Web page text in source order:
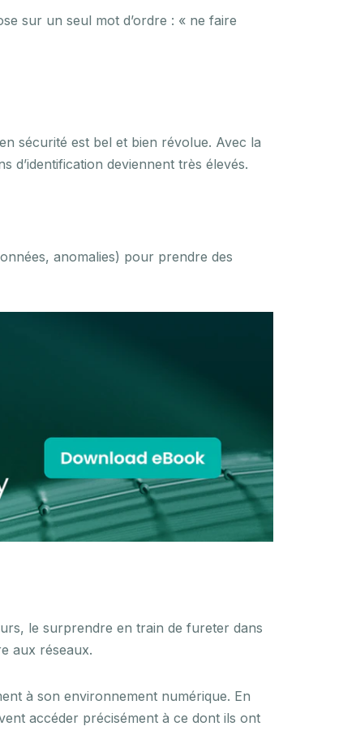
sur un seul mot d’ordre : « ne faire
sécurité est bel et bien révolue. Avec la
d’identification deviennent très élevés.
anomalies) pour prendre des
le surprendre en train de fureter dans
aux réseaux.
à son environnement numérique. En
accéder précisément à ce dont ils ont